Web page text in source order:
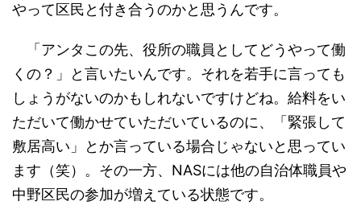
やって区民と付き合うのかと思うんです。
「アンタこの先、役所の職員としてどうやって働
くの？」と言いたいんです。それを若手に言っても
しょうがないのかもしれないですけどね。給料をい
ただいて働かせていただいているのに、「緊張して
敷居高い」とか言っている場合じゃないと思ってい
ます（笑）。その一方、NASには他の自治体職員や
中野区民の参加が増えている状態です。